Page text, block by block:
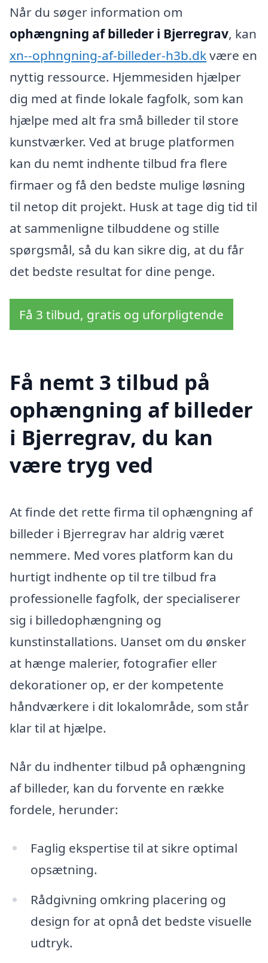
Når du søger information om
ophængning af billeder i Bjerregrav, kan
xn--ophngning-af-billeder-h3b.dkvære en
nyttig ressource. Hjemmesiden hjælper
dig med at finde lokale fagfolk, som kan
hjælpe med alt fra små billeder til store
kunstværker. Ved at bruge platformen
kan du nemt indhente tilbud fra flere
firmaer og få den bedste mulige løsning
til netop dit projekt. Husk at tage dig tid til
at sammenligne tilbuddene og stille
spørgsmål, så du kan sikre dig, at du får
det bedste resultat for dine penge.
Få 3 tilbud, gratis og uforpligtende
Få nemt 3 tilbud på
ophængning af billeder
i Bjerregrav, du kan
være tryg ved
At finde det rette firma til ophængning af
billeder i Bjerregrav har aldrig været
nemmere. Med vores platform kan du
hurtigt indhente op til tre tilbud fra
professionelle fagfolk, der specialiserer
sig i billedophængning og
kunstinstallations. Uanset om du ønsker
at hænge malerier, fotografier eller
dekorationer op, er der kompetente
håndværkere i dit lokalområde, som står
klar til at hjælpe.
Når du indhenter tilbud på ophængning
af billeder, kan du forvente en række
fordele, herunder:
Faglig ekspertise til at sikre optimal
opsætning.
Rådgivning omkring placering og
design for at opnå det bedste visuelle
udtryk.